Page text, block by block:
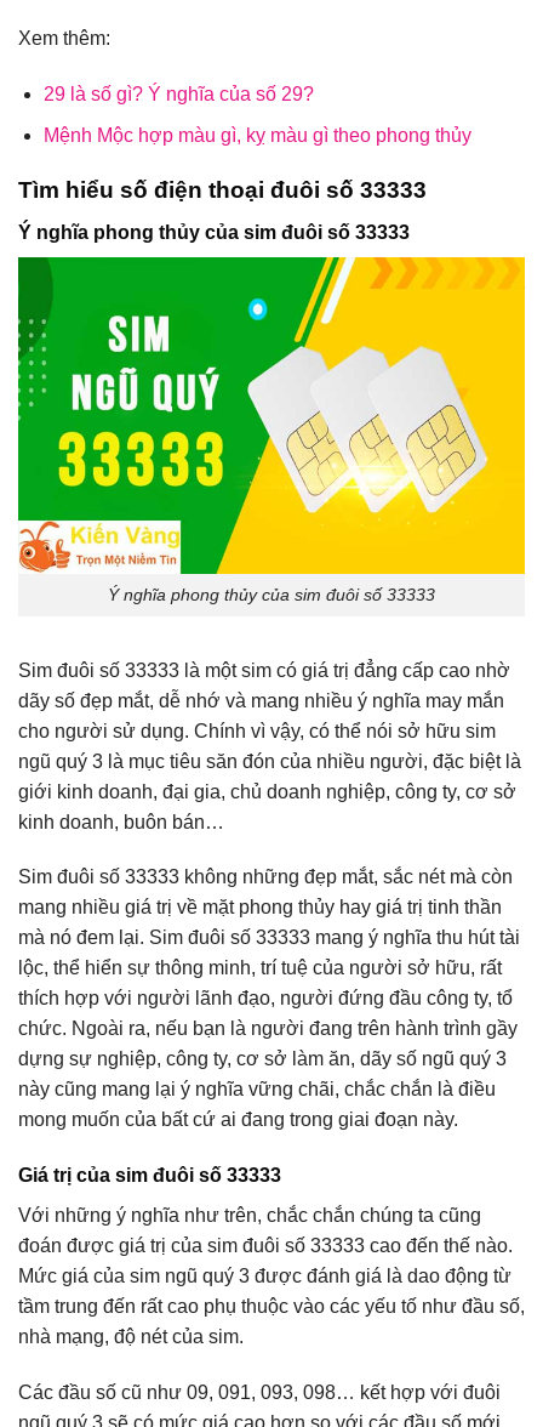
Xem thêm:
29 là số gì? Ý nghĩa của số 29?
Mệnh Mộc hợp màu gì, kỵ màu gì theo phong thủy
Tìm hiểu số điện thoại đuôi số 33333
Ý nghĩa phong thủy của sim đuôi số 33333
Ý nghĩa phong thủy của sim đuôi số 33333
Sim đuôi số 33333 là một sim có giá trị đẳng cấp cao nhờ
dãy số đẹp mắt, dễ nhớ và mang nhiều ý nghĩa may mắn
cho người sử dụng. Chính vì vậy, có thể nói sở hữu sim
ngũ quý 3 là mục tiêu săn đón của nhiều người, đặc biệt là
giới kinh doanh, đại gia, chủ doanh nghiệp, công ty, cơ sở
kinh doanh, buôn bán…
Sim đuôi số 33333 không những đẹp mắt, sắc nét mà còn
mang nhiều giá trị về mặt phong thủy hay giá trị tinh thần
mà nó đem lại. Sim đuôi số 33333 mang ý nghĩa thu hút tài
lộc, thể hiển sự thông minh, trí tuệ của người sở hữu, rất
thích hợp với người lãnh đạo, người đứng đầu công ty, tổ
chức. Ngoài ra, nếu bạn là người đang trên hành trình gầy
dựng sự nghiệp, công ty, cơ sở làm ăn, dãy số ngũ quý 3
này cũng mang lại ý nghĩa vững chãi, chắc chắn là điều
mong muốn của bất cứ ai đang trong giai đoạn này.
Giá trị của sim đuôi số 33333
Với những ý nghĩa như trên, chắc chắn chúng ta cũng
đoán được giá trị của sim đuôi số 33333 cao đến thế nào.
Mức giá của sim ngũ quý 3 được đánh giá là dao động từ
tầm trung đến rất cao phụ thuộc vào các yếu tố như đầu số,
nhà mạng, độ nét của sim.
Các đầu số cũ như 09, 091, 093, 098… kết hợp với đuôi
ngũ quý 3 sẽ có mức giá cao hơn so với các đầu số mới